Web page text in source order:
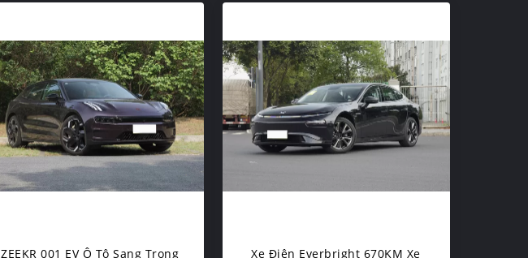
ZEEKR 001 EV Ô Tô Sang Trọng
Xe Điện Everbright 670KM Xe